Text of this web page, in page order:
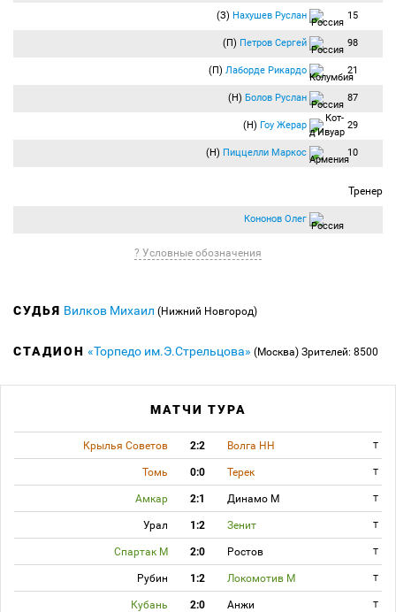
(З) Нахушев Руслан 15
(П) Петров Сергей 98
(П) Лаборде Рикардо 21
(Н) Болов Руслан 87
(Н) Гоу Жерар 29
(Н) Пиццелли Маркос 10
Тренер
Кононов Олег
? Условные обозначения
СУДЬЯ Вилков Михаил (Нижний Новгород)
СТАДИОН «Торпедо им.Э.Стрельцова» (Москва) Зрителей: 8500
МАТЧИ ТУРА
Крылья Советов 2:2 Волга НН T
Томь 0:0 Терек T
Амкар 2:1 Динамо М T
Урал 1:2 Зенит T
Спартак М 2:0 Ростов T
Рубин 1:2 Локомотив М T
Кубань 2:0 Анжи T